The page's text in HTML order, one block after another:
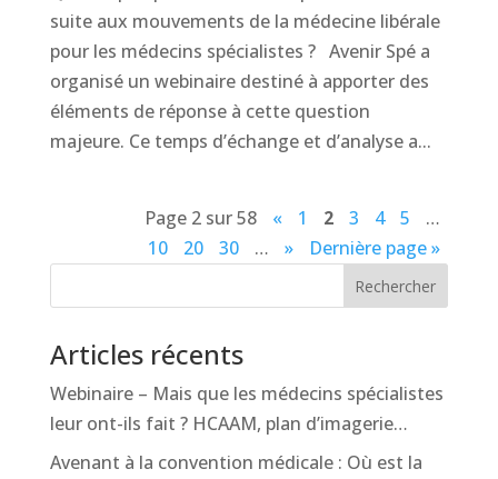
suite aux mouvements de la médecine libérale
pour les médecins spécialistes ? Avenir Spé a
organisé un webinaire destiné à apporter des
éléments de réponse à cette question
majeure. Ce temps d’échange et d’analyse a...
Page 2 sur 58 « 1 2 3 4 5
…
10
20 30 … » Dernière page »
Rechercher
Articles récents
Webinaire – Mais que les médecins spécialistes
leur ont-ils fait ? HCAAM, plan d’imagerie…
Avenant à la convention médicale : Où est la